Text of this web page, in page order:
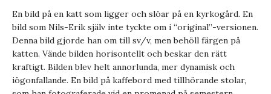
En bild på en katt som ligger och slöar på en kyrkogård. En
bild som Nils-Erik själv inte tyckte om i “original”-versionen.
Denna bild gjorde han om till sv/v, men behöll färgen på
katten. Vände bilden horisontellt och beskar den rätt
kraftigt. Bilden blev helt annorlunda, mer dynamisk och
iögonfallande. En bild på kaffebord med tillhörande stolar,